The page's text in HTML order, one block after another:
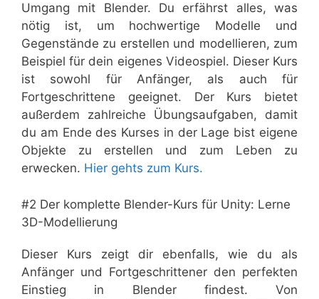
Umgang mit Blender. Du erfährst alles, was
nötig ist, um hochwertige Modelle und
Gegenstände zu erstellen und modellieren, zum
Beispiel für dein eigenes Videospiel. Dieser Kurs
ist sowohl für Anfänger, als auch für
Fortgeschrittene geeignet. Der Kurs bietet
außerdem zahlreiche Übungsaufgaben, damit
du am Ende des Kurses in der Lage bist eigene
Objekte zu erstellen und zum Leben zu
erwecken. Hier gehts zum Kurs.
#2 Der komplette Blender-Kurs für Unity: Lerne
3D-Modellierung
Dieser Kurs zeigt dir ebenfalls, wie du als
Anfänger und Fortgeschrittener den perfekten
Einstieg in Blender findest. Von